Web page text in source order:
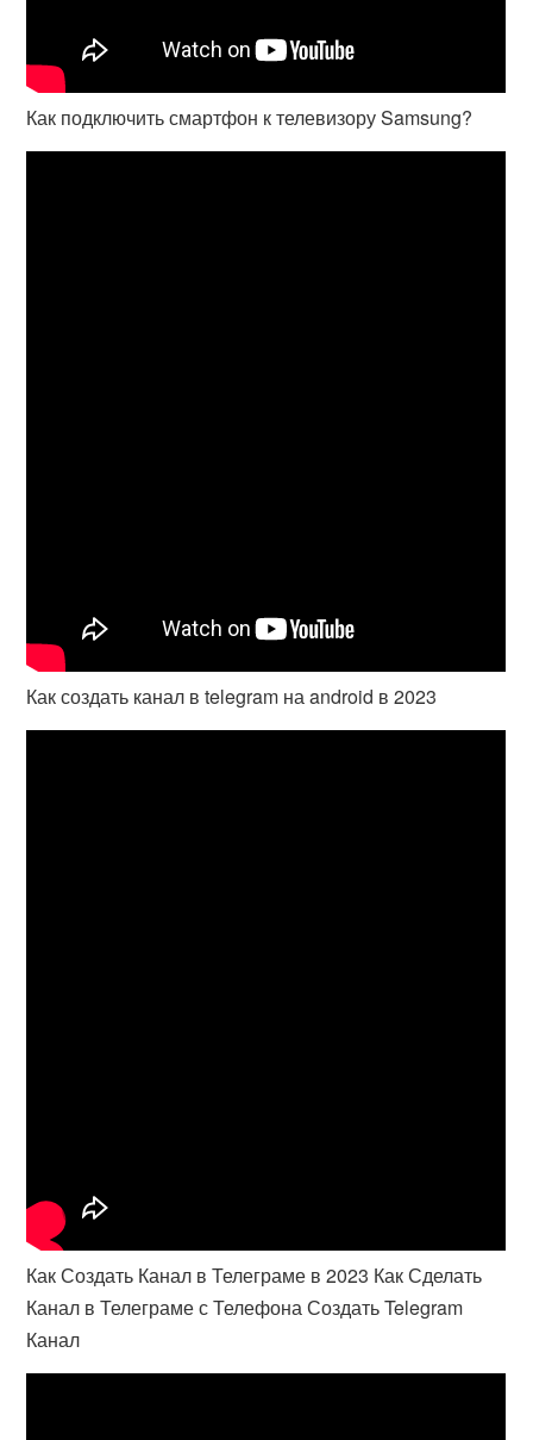
Как подключить смартфон к телевизору Samsung?
Как создать канал в telegram на android в 2023
Как Создать Канал в Телеграме в 2023 Как Сделать
Канал в Телеграме с Телефона Создать Telegram
Канал